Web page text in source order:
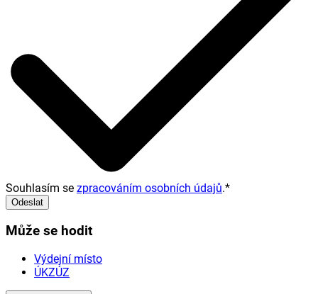
Souhlasím se zpracováním osobních údajů.*
Odeslat
Může se hodit
Výdejní místo
ÚKZÚZ